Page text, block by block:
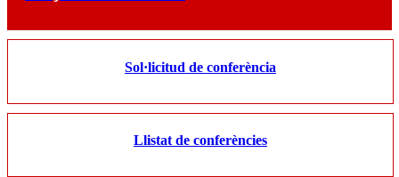
Sol·licitud de conferència
Llistat de conferències